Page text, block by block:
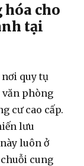
hóa cho
tại
quy tụ
phòng
cư cao cấp.
lưu
luôn ở
cung